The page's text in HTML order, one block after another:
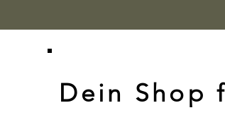
Dein Shop